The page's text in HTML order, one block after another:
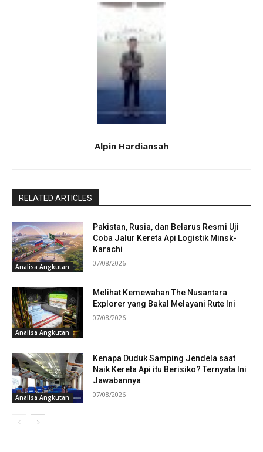
Alpin Hardiansah
RELATED ARTICLES
Analisa Angkutan
Pakistan, Rusia, dan Belarus Resmi Uji
Coba Jalur Kereta Api Logistik Minsk-
Karachi
07/08/2026
Analisa Angkutan
Melihat Kemewahan The Nusantara
Explorer yang Bakal Melayani Rute Ini
07/08/2026
Analisa Angkutan
Kenapa Duduk Samping Jendela saat
Naik Kereta Api itu Berisiko? Ternyata Ini
Jawabannya
07/08/2026